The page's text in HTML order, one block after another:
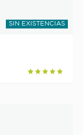
SIN EXISTENCIAS